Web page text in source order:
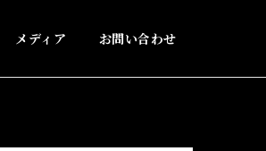
メディア お問い合わせ